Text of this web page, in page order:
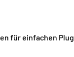
für einfachen Plug